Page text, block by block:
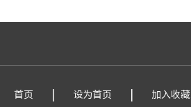
首页 | 设为首页 | 加入收藏